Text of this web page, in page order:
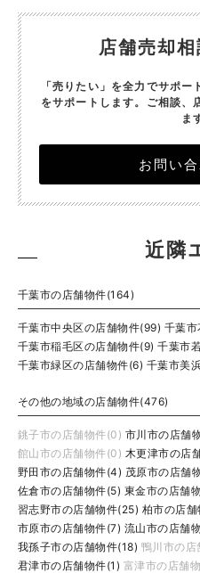
店舗売却相
「売りたい」を全力でサポ
をサポートします。 ご相談、
ま
お問い
近隣
千葉市の店舗物件(164)
千葉市中央区の店舗物件(99) 千葉
千葉市稲毛区の店舗物件(9) 千葉市
千葉市緑区の店舗物件(6) 千葉市美
その他の地域の店舗物件(476)
銚子市の店舗物件(0) 市川市の店舗
館山市の店舗物件(0) 木更津市の店
野田市の店舗物件(4) 茂原市の店舗
佐倉市の店舗物件(5) 東金市の店舗
習志野市の店舗物件(25) 柏市の店
市原市の店舗物件(7) 流山市の店舗
我孫子市の店舗物件(18) 鴨川市の
君津市の店舗物件(1) 富津市の店舗